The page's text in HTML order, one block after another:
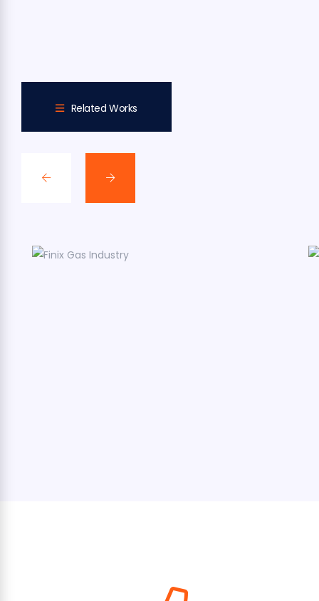
Related Works